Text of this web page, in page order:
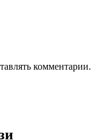
комментарии.